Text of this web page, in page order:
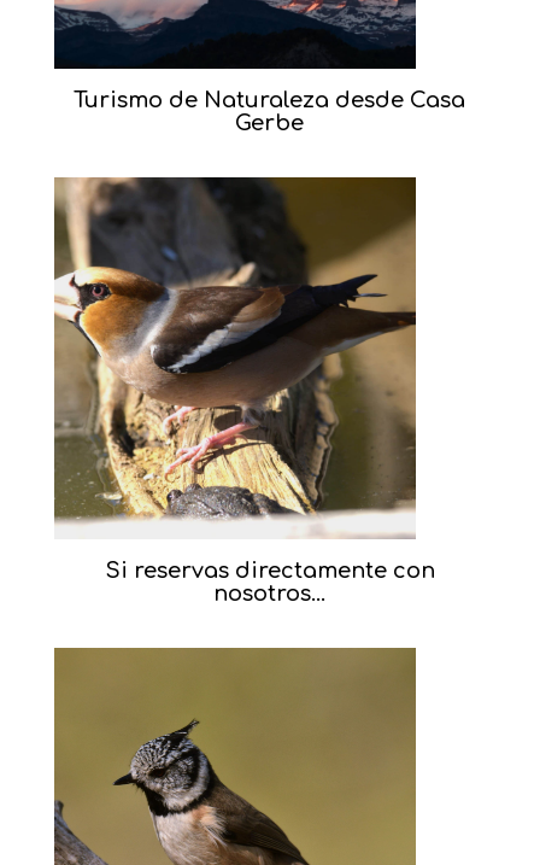
Turismo de Naturaleza desde Casa
Gerbe
Si reservas directamente con
nosotros…